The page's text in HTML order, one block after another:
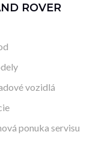
ROVER
vozidlá
ponuka servisu